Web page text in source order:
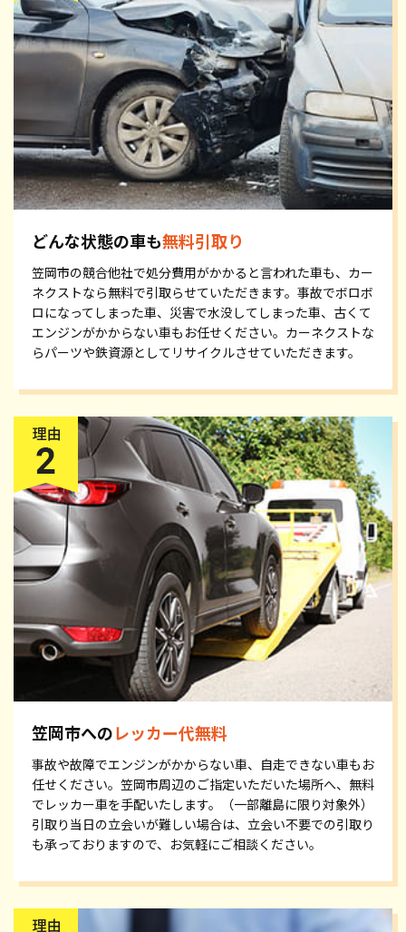
どんな状態の車も無料引取り
笠岡市の競合他社で処分費用がかかると言われた車も、カー
ネクストなら無料で引取らせていただきます。事故でボロボ
ロになってしまった車、災害で水没してしまった車、古くて
エンジンがかからない車もお任せください。カーネクストな
らパーツや鉄資源としてリサイクルさせていただきます。
笠岡市へのレッカー代無料
事故や故障でエンジンがかからない車、自走できない車もお
任せください。笠岡市周辺のご指定いただいた場所へ、無料
でレッカー車を手配いたします。（一部離島に限り対象外）
引取り当日の立会いが難しい場合は、立会い不要での引取り
も承っておりますので、お気軽にご相談ください。